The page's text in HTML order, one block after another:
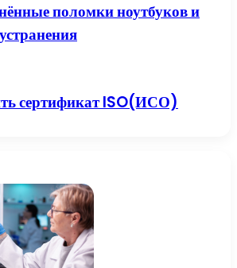
поломки ноутбуков и
сертификат ISO(ИСО)